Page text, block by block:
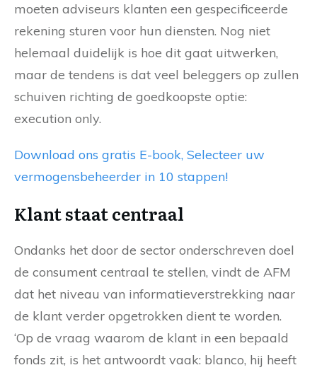
moeten adviseurs klanten een gespecificeerde
rekening sturen voor hun diensten. Nog niet
helemaal duidelijk is hoe dit gaat uitwerken,
maar de tendens is dat veel beleggers op zullen
schuiven richting de goedkoopste optie:
execution only.
Download ons gratis E-book, Selecteer uw
vermogensbeheerder in 10 stappen!
Klant staat centraal
Ondanks het door de sector onderschreven doel
de consument centraal te stellen, vindt de AFM
dat het niveau van informatieverstrekking naar
de klant verder opgetrokken dient te worden.
‘Op de vraag waarom de klant in een bepaald
fonds zit, is het antwoordt vaak: blanco, hij heeft